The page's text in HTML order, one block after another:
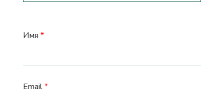
Имя *
Email*